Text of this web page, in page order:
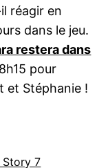
réagir en
dans le jeu.
restera dans
pour
et Stéphanie !
Story 7